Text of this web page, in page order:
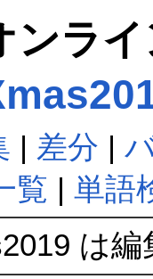
ンラ
| 差分 |
覧 | 単語
は